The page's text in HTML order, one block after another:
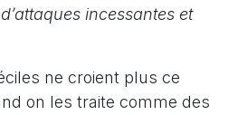
incessantes et
ne croient plus ce
on les traite comme des